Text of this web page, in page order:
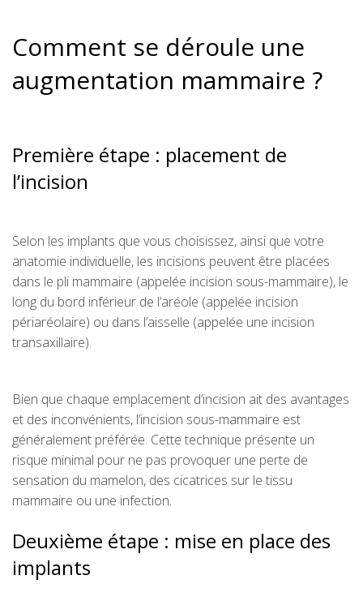
Comment se déroule une
augmentation mammaire ?
Première étape : placement de
l’incision
Selon les implants que vous choisissez, ainsi que votre
anatomie individuelle, les incisions peuvent être placées
dans le pli mammaire (appelée incision sous-mammaire), le
long du bord inférieur de l’aréole (appelée incision
périaréolaire) ou dans l’aisselle (appelée une incision
transaxillaire).
Bien que chaque emplacement d’incision ait des avantages
et des inconvénients, l’incision sous-mammaire est
généralement préférée. Cette technique présente un
risque minimal pour ne pas provoquer une perte de
sensation du mamelon, des cicatrices sur le tissu
mammaire ou une infection.
Deuxième étape : mise en place des
implants